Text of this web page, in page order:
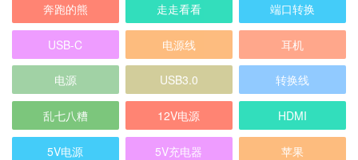
奔跑的熊 走走看看 端口转换
USB-C 电源线 耳机
电源 USB3.0 转换线
乱七八糟 12V电源 HDMI
5V电源 5V充电器 苹果